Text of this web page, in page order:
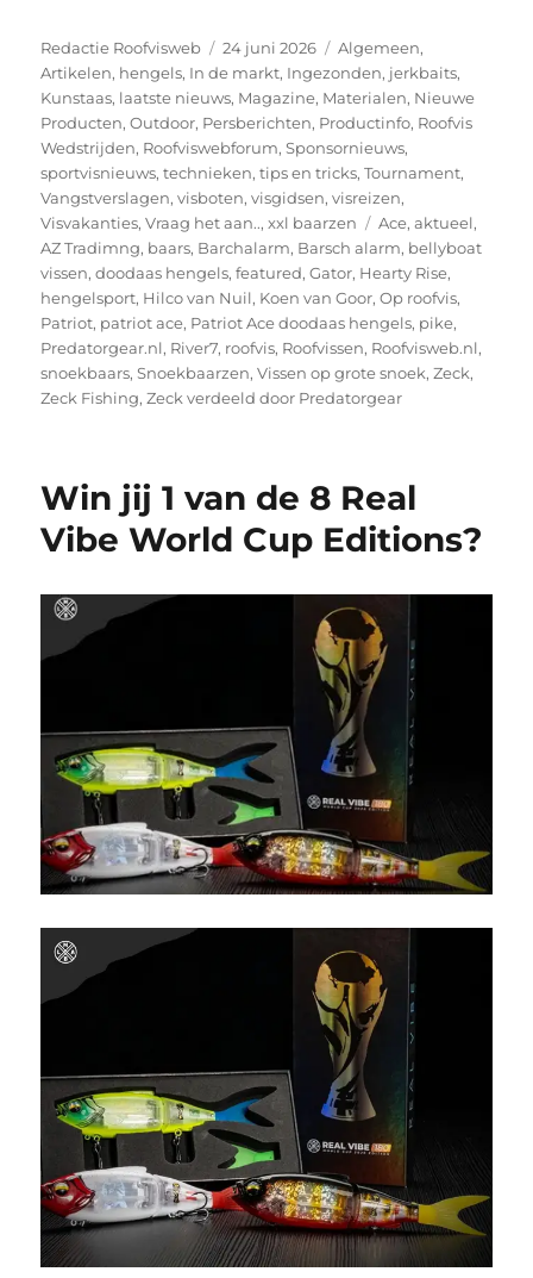
Auteur
Redactie Roofvisweb
Geplaatst
op
24 juni 2026 Categorieën
Algemeen,
Artikelen, hengels, In de markt, Ingezonden, jerkbaits,
Kunstaas, laatste nieuws, Magazine, Materialen, Nieuwe
Producten,Outdoor, Persberichten, Productinfo, Roofvis
Wedstrijden, Roofviswebforum,Sponsornieuws,
sportvisnieuws,technieken,tips en tricks,Tournament,
Vangstverslagen,visboten,visgidsen,visreizen,
Visvakanties,Vraag het aan..,xxl baarzen Tags
Ace,aktueel,
AZ Tradimng, baars, Barchalarm, Barsch alarm, bellyboat
vissen,doodaas hengels,featured,Gator, Hearty Rise,
hengelsport, Hilco van Nuil, Koen van Goor,Op roofvis,
Patriot, patriot ace, Patriot Ace doodaas hengels, pike,
Predatorgear.nl, River7, roofvis, Roofvissen, Roofvisweb.nl,
snoekbaars,Snoekbaarzen,Vissen op grote snoek,Zeck,
Zeck Fishing,Zeck verdeeld door Predatorgear
Win jij 1 van de 8 Real
Vibe World Cup Editions?